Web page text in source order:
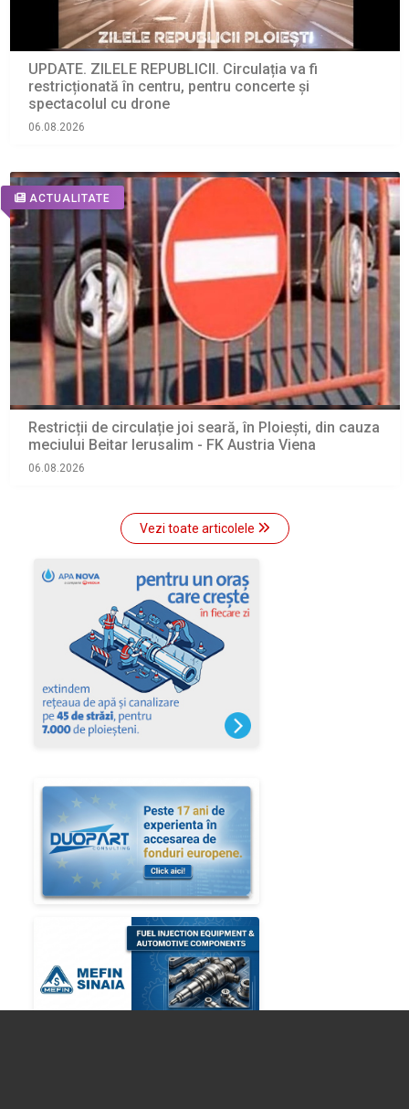
UPDATE. ZILELE REPUBLICII. Circulația va fi
restricționată în centru, pentru concerte și
spectacolul cu drone
06.08.2026
ACTUALITATE
Restricții de circulație joi seară, în Ploiești, din cauza
meciului Beitar Ierusalim - FK Austria Viena
06.08.2026
Vezi toate articolele